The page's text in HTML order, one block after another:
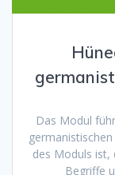
Das Modul
des Moduls ist,
Begriffe